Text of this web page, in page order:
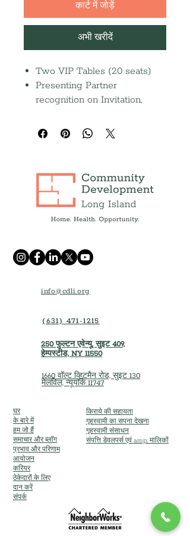
कार्ट में जोड़ें
अभी खरीदें
Two VIP Tables (20 seats)
Presenting Partner
recognition on Invitation,
Event Screen
Featured social media post on
Stories
Recognition in the 2026
Annual Report and Press
branded
Opportunity to donate
info@cdli.org
(631) 471-1215
250 फुल्टन एवेन्यू, सुइट 409,
हेम्पस्टीड, NY 11550
1660 वॉल्ट व्हिटमैन रोड, सुइट 130
मेलविल, न्यूयॉर्क 11747
घर
के बारे में
हम जो हैं
समाचार और ब्लॉग
प्रभाव और परिणाम
आयोजन
करियर
ठेकेदारों के लिए
दान करें
संपर्क
किराये की सहायता
गृहस्वामी का सपना देखना
गृहस्वामी संसाधन
संपत्ति डेवलपर्स एवं amp; मालिकों